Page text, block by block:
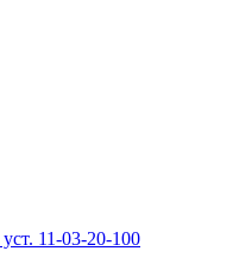
11-03-20-100